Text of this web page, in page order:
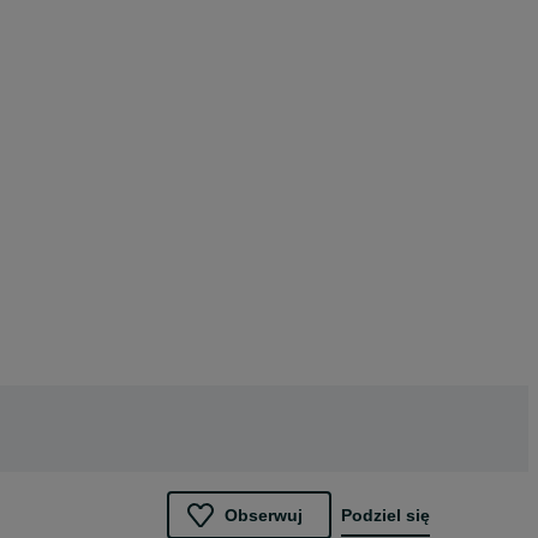
Obserwuj Podziel się